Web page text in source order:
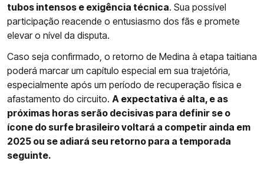
tubos intensos e exigência técnica. Sua possível
participação reacende o entusiasmo dos fãs e promete
elevar o nível da disputa.
Caso seja confirmado, o retorno de Medina à etapa taitiana
poderá marcar um capítulo especial em sua trajetória,
especialmente após um período de recuperação física e
afastamento do circuito. A expectativa é alta, e as
próximas horas serão decisivas para definir se o
ícone do surfe brasileiro voltará a competir ainda em
2025 ou se adiará seu retorno para a temporada
seguinte.